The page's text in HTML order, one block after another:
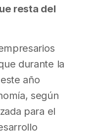
resta del
durante la
año
según
para el